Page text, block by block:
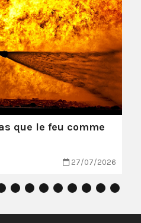
que le feu comme
27/07/2026